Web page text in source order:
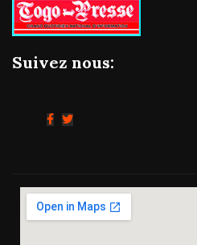
Suivez nous: